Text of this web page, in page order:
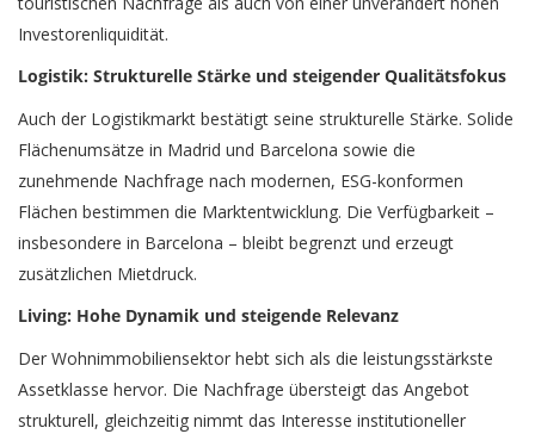
Investorenliquidität.
Logistik: Strukturelle Stärke und steigender Qualitätsfokus
Auch der Logistikmarkt bestätigt seine strukturelle Stärke. Solide
Flächenumsätze in Madrid und Barcelona sowie die
zunehmende Nachfrage nach modernen, ESG-konformen
Flächen bestimmen die Marktentwicklung. Die Verfügbarkeit –
insbesondere in Barcelona – bleibt begrenzt und erzeugt
zusätzlichen Mietdruck.
Living: Hohe Dynamik und steigende Relevanz
Der Wohnimmobiliensektor hebt sich als die leistungsstärkste
Assetklasse hervor. Die Nachfrage übersteigt das Angebot
strukturell, gleichzeitig nimmt das Interesse institutioneller